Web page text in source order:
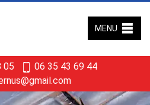
05
06 35 43 69 44
MENU